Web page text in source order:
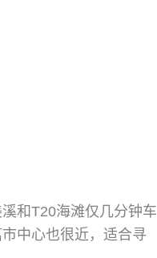
和T20海滩仅几分钟车
中心也很近，适合寻